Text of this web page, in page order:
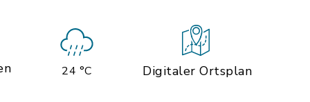
24 °C Digitaler Ortsplan